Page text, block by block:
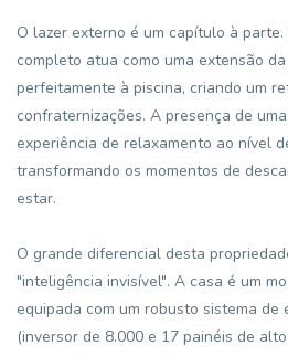
O lazer externo é um capítulo à
completo atua como uma extensão
perfeitamente à piscina, criando um
confraternizações. A presença de
experiência de relaxamento ao nível
transformando os momentos de
estar.
O grande diferencial desta
"inteligência invisível". A casa é um
equipada com um robusto sistema
(inversor de 8.000 e 17 painéis de